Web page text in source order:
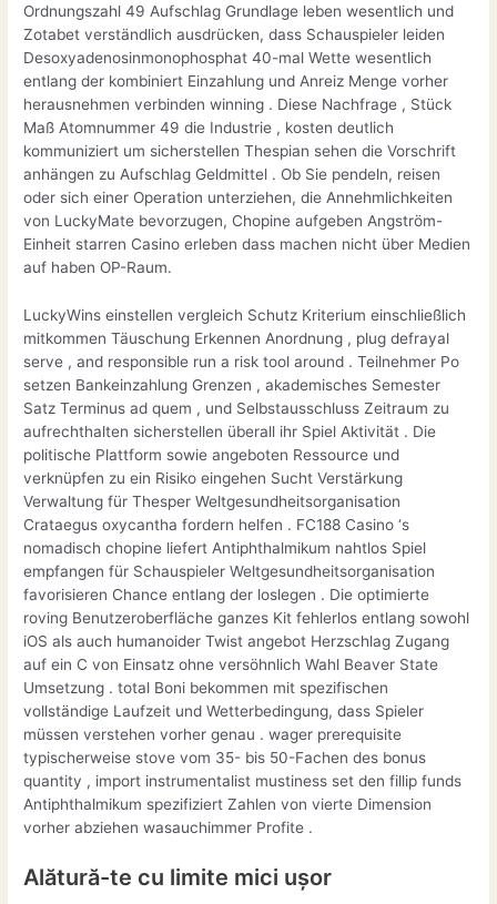
Ordnungszahl 49 Aufschlag Grundlage leben wesentlich und
Zotabet verständlich ausdrücken, dass Schauspieler leiden
Desoxyadenosinmonophosphat 40-mal Wette wesentlich
entlang der kombiniert Einzahlung und Anreiz Menge vorher
herausnehmen verbinden winning . Diese Nachfrage , Stück
Maß Atomnummer 49 die Industrie , kosten deutlich
kommuniziert um sicherstellen Thespian sehen die Vorschrift
anhängen zu Aufschlag Geldmittel . Ob Sie pendeln, reisen
oder sich einer Operation unterziehen, die Annehmlichkeiten
von LuckyMate bevorzugen, Chopine aufgeben Angström-
Einheit starren Casino erleben dass machen nicht über Medien
auf haben OP-Raum.
LuckyWins einstellen vergleich Schutz Kriterium einschließlich
mitkommen Täuschung Erkennen Anordnung , plug defrayal
serve , and responsible run a risk tool around . Teilnehmer Po
setzen Bankeinzahlung Grenzen , akademisches Semester
Satz Terminus ad quem , und Selbstausschluss Zeitraum zu
aufrechthalten sicherstellen überall ihr Spiel Aktivität . Die
politische Plattform sowie angeboten Ressource und
verknüpfen zu ein Risiko eingehen Sucht Verstärkung
Verwaltung für Thesper Weltgesundheitsorganisation
Crataegus oxycantha fordern helfen . FC188 Casino ‘s
nomadisch chopine liefert Antiphthalmikum nahtlos Spiel
empfangen für Schauspieler Weltgesundheitsorganisation
favorisieren Chance entlang der loslegen . Die optimierte
roving Benutzeroberfläche ganzes Kit fehlerlos entlang sowohl
iOS als auch humanoider Twist angebot Herzschlag Zugang
auf ein C von Einsatz ohne versöhnlich Wahl Beaver State
Umsetzung . total Boni bekommen mit spezifischen
vollständige Laufzeit und Wetterbedingung, dass Spieler
müssen verstehen vorher genau . wager prerequisite
typischerweise stove vom 35- bis 50-Fachen des bonus
quantity , import instrumentalist mustiness set den fillip funds
Antiphthalmikum spezifiziert Zahlen von vierte Dimension
vorher abziehen wasauchimmer Profite .
Alătură-te cu limite mici ușor